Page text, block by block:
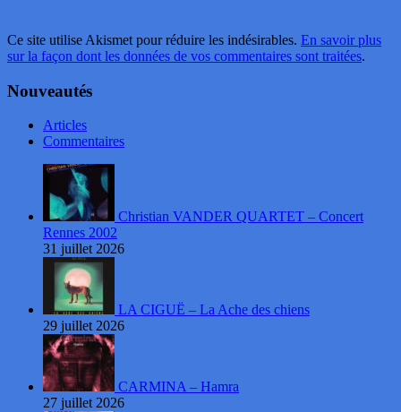
Ce site utilise Akismet pour réduire les indésirables. En savoir plus
sur la façon dont les données de vos commentaires sont traitées.
Nouveautés
Articles
Commentaires
Christian VANDER QUARTET – Concert
Rennes 2002
31 juillet 2026
LA CIGUË – La Ache des chiens
29 juillet 2026
CARMINA – Hamra
27 juillet 2026